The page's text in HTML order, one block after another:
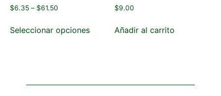
$6.35 – $61.50
Seleccionar opciones
$9.00
Añadir al carrito